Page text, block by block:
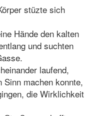
stüzte sich
Hände den kalten
und suchten
laufend,
machen konnte,
die Wirklichkeit